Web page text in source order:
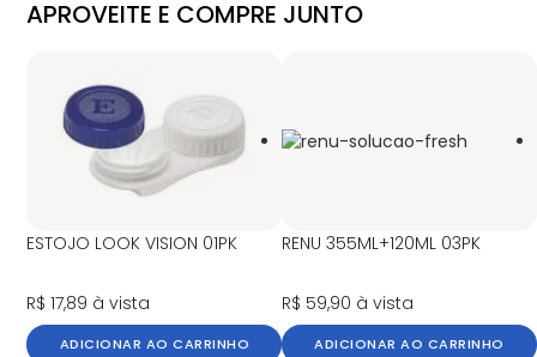
APROVEITE E COMPRE JUNTO
ESTOJO LOOK VISION 01PK
R$ 17,89 à vista
ADICIONAR AO CARRINHO
RENU 355ML+120ML 03PK
R$ 59,90 à vista
ADICIONAR AO CARRINHO